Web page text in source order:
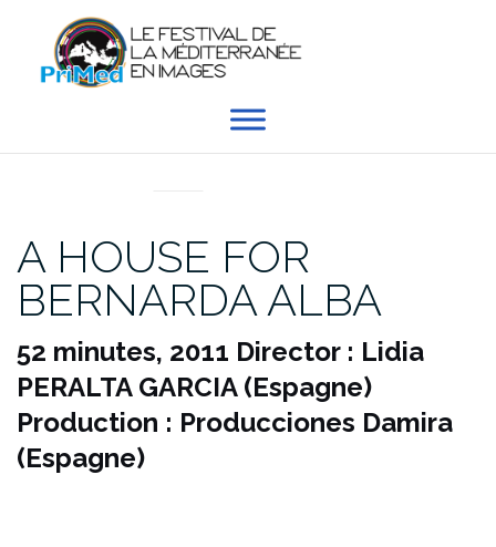
contenu
A HOUSE FOR
BERNARDA ALBA
52 minutes, 2011 Director : Lidia
PERALTA GARCIA (Espagne)
Production : Producciones Damira
(Espagne)